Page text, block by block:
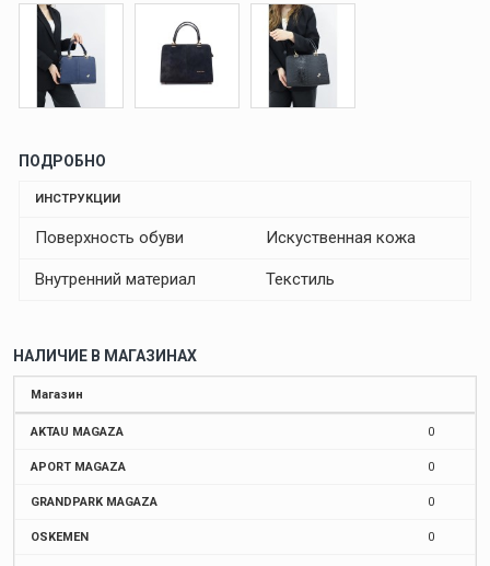
ПОДРОБНО
ИНСТРУКЦИИ
Поверхность обуви Искуственная кожа
Внутренний материал Текстиль
НАЛИЧИЕ В МАГАЗИНАХ
Магазин
AKTAU MAGAZA 0
APORT MAGAZA 0
GRANDPARK MAGAZA 0
OSKEMEN 0